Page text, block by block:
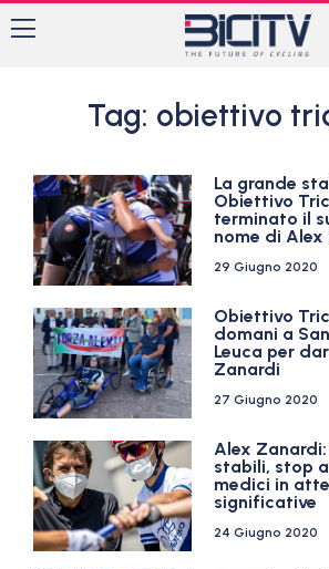
Tag: obiettivo
La grande
Obiettivo
terminato il
nome di
29 Giugno 2020
Obiettivo
domani a
Leuca per
Zanardi
27 Giugno 2020
Alex
stabili, stop
medici in
significative
24 Giugno 2020